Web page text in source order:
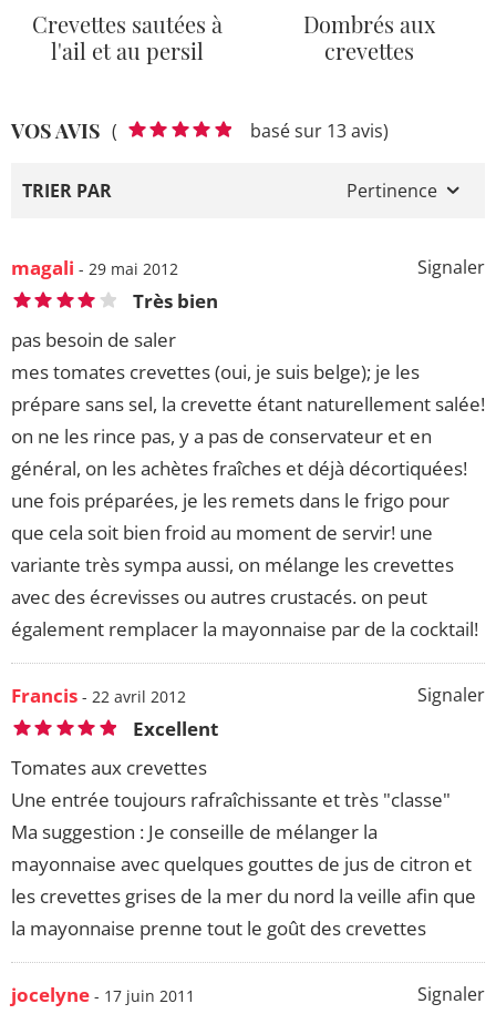
Crevettes sautées à
l'ail et au persil
Dombrés aux
crevettes
VOS AVIS ( basé sur 13 avis)
TRIER PAR Pertinence
Signaler
magali - 29 mai 2012
Très bien
pas besoin de saler
mes tomates crevettes (oui, je suis belge); je les
prépare sans sel, la crevette étant naturellement salée!
on ne les rince pas, y a pas de conservateur et en
général, on les achètes fraîches et déjà décortiquées!
une fois préparées, je les remets dans le frigo pour
que cela soit bien froid au moment de servir! une
variante très sympa aussi, on mélange les crevettes
avec des écrevisses ou autres crustacés. on peut
également remplacer la mayonnaise par de la cocktail!
Signaler
Francis - 22 avril 2012
Excellent
Tomates aux crevettes
Une entrée toujours rafraîchissante et très "classe"
Ma suggestion : Je conseille de mélanger la
mayonnaise avec quelques gouttes de jus de citron et
les crevettes grises de la mer du nord la veille afin que
la mayonnaise prenne tout le goût des crevettes
Signaler
jocelyne - 17 juin 2011